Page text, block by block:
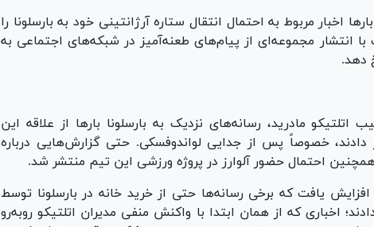
اخبار مربوط به احتمال انتقال ستاره آرژانتینی خود به بارسلونا را
انتشار مجموعه‌ای از پیام‌های طعنه‌آمیز در شبکه‌های اجتماعی به
دهد.
مادرید، رسانه‌های نزدیک به بارسلونا بار‌ها از علاقه این
دادند، خصوصاً پس از جدایی لواندوفسکی. حتی گزارش‌هایی درباره
همچنین احتمال حضور آلوارز در پروژه ورزشی این تیم منتشر شد.
یافت که برخی رسانه‌ها حتی از خرید خانه در بارسلونا توسط
دادند؛ اخباری که از همان ابتدا با واکنش منفی مدیران اتلتیکو روبه‌رو